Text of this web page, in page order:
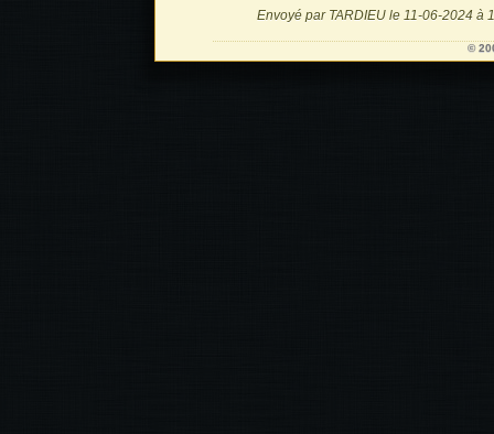
Envoyé par TARDIEU le 11-06-2024 à
©